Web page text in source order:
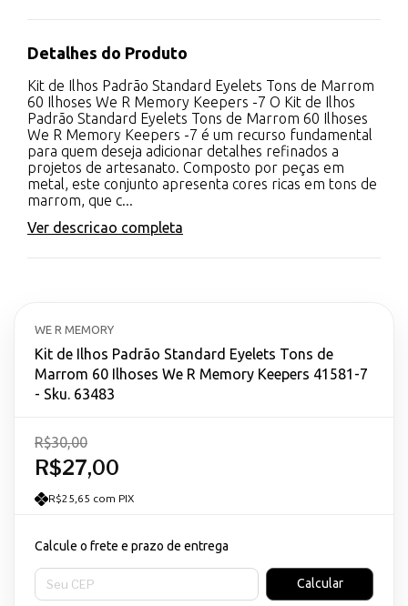
Detalhes do Produto
Kit de Ilhos Padrão Standard Eyelets Tons de Marrom
60 Ilhoses We R Memory Keepers -7 O Kit de Ilhos
Padrão Standard Eyelets Tons de Marrom 60 Ilhoses
We R Memory Keepers -7 é um recurso fundamental
para quem deseja adicionar detalhes refinados a
projetos de artesanato. Composto por peças em
metal, este conjunto apresenta cores ricas em tons de
marrom, que c...
Ver descricao completa
WE R MEMORY
Kit de Ilhos Padrão Standard Eyelets Tons de
Marrom 60 Ilhoses We R Memory Keepers 41581-7
- Sku. 63483
R$27,00
R$30,00
R$25,65 com PIX
Calcule o frete e prazo de entrega
Entregas para o CEP:
Calcular